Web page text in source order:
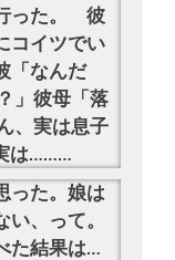
った。 彼
コイツでい
「なんだ
」彼母「落
、実は息子
は………
った。娘は
い、って。
た結果は…